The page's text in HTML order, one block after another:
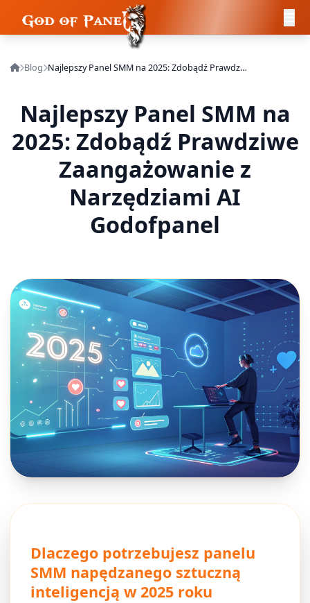
Blog Najlepszy Panel SMM na 2025: Zdobądź Prawdziwe Zaangażowanie z Narzędziami AI Godofpanel
Najlepszy Panel SMM na
2025: Zdobądź Prawdziwe
Zaangażowanie z
Narzędziami AI
Godofpanel
Dlaczego potrzebujesz panelu
SMM napędzanego sztuczną
inteligencją w 2025 roku